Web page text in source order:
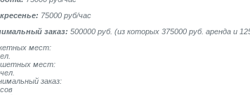
75000 руб/час
заказ: 500000 руб. (из которых 375000 руб. аренда и
мест:
мест:
заказ: